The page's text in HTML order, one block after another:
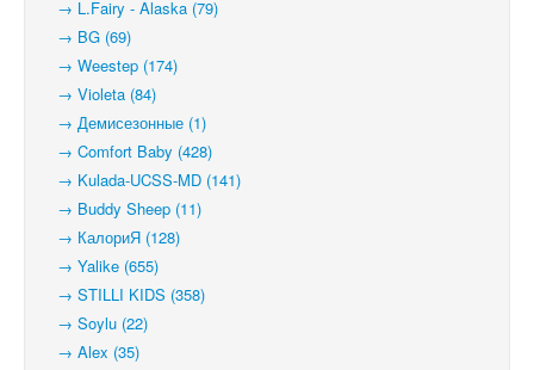
→ L.Fairy - Alaska (79)
→ BG (69)
→ Weestep (174)
→ Violeta (84)
→ Демисезонные (1)
→ Comfort Baby (428)
→ Kulada-UCSS-MD (141)
→ Buddy Sheep (11)
→ КалориЯ (128)
→ Yalike (655)
→ STILLI KIDS (358)
→ Soylu (22)
→ Alex (35)